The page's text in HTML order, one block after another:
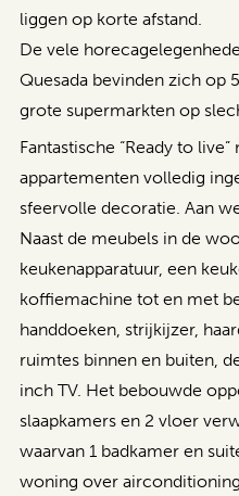
liggen op korte afstand.
De vele
Quesada bevinden zich op
grote supermarkten op
Fantastische “Ready to
appartementen volledig
sfeervolle decoratie. Aan
Naast de meubels in de
keukenapparatuur, een
koffiemachine tot en met
handdoeken, strijkijzer,
ruimtes binnen en buiten,
inch TV. Het bebouwde
slaapkamers en 2 vloer
waarvan 1 badkamer en
woning over